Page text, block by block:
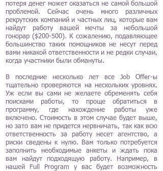
потеря денег может оказаться не самой большой
проблемой. Сейчас очень много различных
рекрутских компаний и частных лиц, которые вам
найдут работу вашей мечты за небольшой
гонорар ($200-500). К сожалению, подавляющее
большинство таких помощников не несут перед
вами никакой ответственности и не редки случаи,
когда участники были обмануты.
В последние несколько лет все Job Offer-ы
тщательно проверяются на нескольких уровнях.
Уж если вы сами не желаете обременять себя
поисками работы, то проще обратиться в
программу, где нахождение работы уже
включено. Стоимость в этом случае будет выше,
но зато вам не придется нервничать, так как всю
ответственность за работу несет агентство, а
риски сведены к нулю. Вам только потребуется
заполнить необходимые анкеты и ждать пока
вам найдут подходящую работу. Например, в
нашей Full Program у вас будет возможность